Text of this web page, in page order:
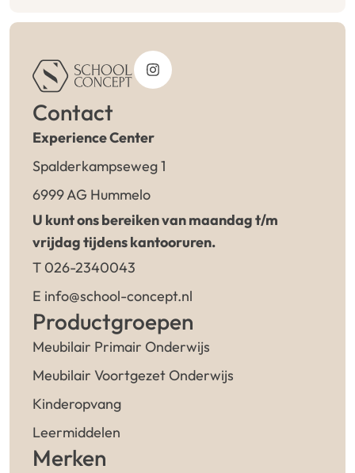
Contact
Experience Center
Spalderkampseweg 1
6999 AG Hummelo
U kunt ons bereiken van maandag t/m
vrijdag tijdens kantooruren.
T 026-2340043
E info@school-concept.nl
Productgroepen
Meubilair Primair Onderwijs
Meubilair Voortgezet Onderwijs
Kinderopvang
Leermiddelen
Merken